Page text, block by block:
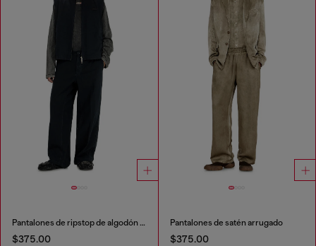
Pantalones de ripstop de algodón con hebillas laterales
$375.00
Pantalones de satén arrugado
$375.00